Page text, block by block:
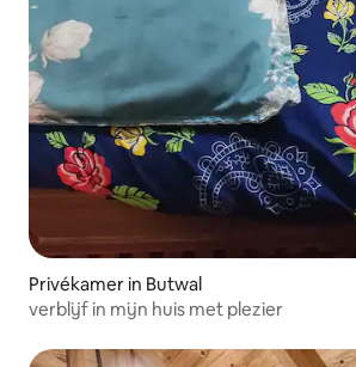
Privékamer in Butwal
verblijf in mijn huis met plezier